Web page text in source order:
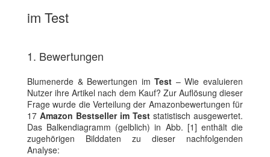
im Test
1. Bewertungen
Blumenerde & Bewertungen imTest – Wie evaluieren
Nutzer ihre Artikel nach dem Kauf? Zur Auflösung dieser
Frage wurde die Verteilung der Amazonbewertungen für
17 Amazon Bestseller im Test statistisch ausgewertet.
Das Balkendiagramm (gelblich) in Abb. [1] enthält die
zugehörigen Bilddaten zu dieser nachfolgenden
Analyse: